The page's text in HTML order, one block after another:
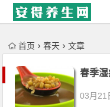
'); })();
首页 春天 文章
春季
03月21